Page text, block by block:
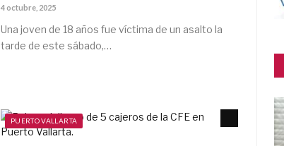
4 octubre, 2025
Una joven de 18 años fue víctima de un asalto la
tarde de este sábado,…
PUERTO VALLARTA